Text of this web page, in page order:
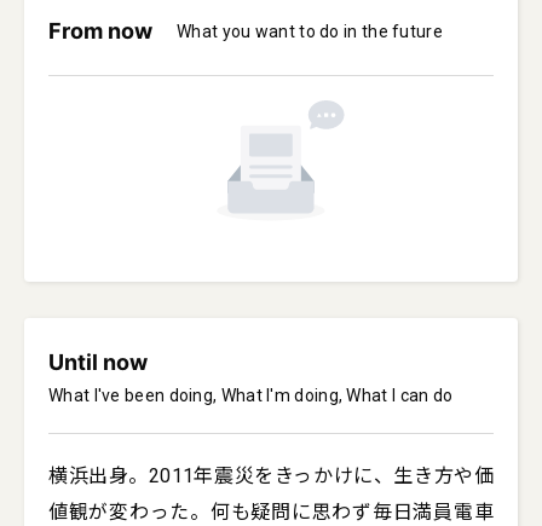
From now What you want to do in the future
Until now
What I've been doing, What I'm doing, What I can do
横浜出身。2011年震災をきっかけに、生き方や価
値観が変わった。何も疑問に思わず毎日満員電車